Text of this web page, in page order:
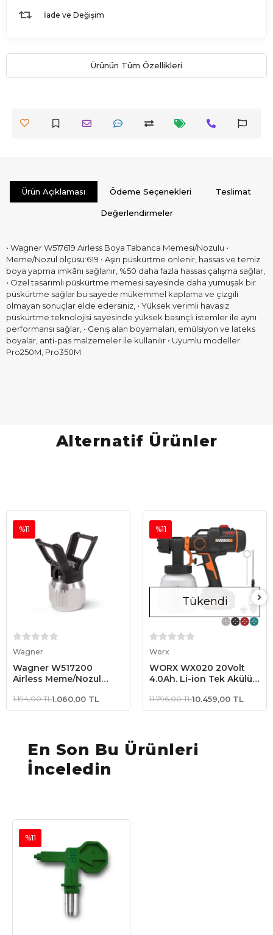
İade ve Değişim
Ürünün Tüm Özellikleri
Ürün Açıklaması Ödeme Seçenekleri Teslimat
Değerlendirmeler
• Wagner W517619 Airless Boya Tabanca Memesi/Nozulu •
Meme/Nozul ölçüsü:619 • Aşırı püskürtme önlenir, hassas ve temiz
boya yapma imkânı sağlanır, %50 daha fazla hassas çalışma sağlar,
• Özel tasarımlı püskürtme memesi sayesinde daha yumuşak bir
püskürtme sağlar bu sayede mükemmel kaplama ve çizgili
olmayan sonuçlar elde edersiniz, • Yüksek verimli havasız
püskürtme teknolojisi sayesinde yüksek basınçlı istemler ile aynı
performansı sağlar, • Geniş alan boyamaları, emülsiyon ve lateks
boyalar, anti-pas malzemeler ile kullanılır • Uyumlu modeller:
Pro250M, Pro350M
Alternatif Ürünler
Wagner
Wagner W517200
Airless Meme/Nozul
%11
1.194,00 TL1.060,00 TL
Tükendi
Worx
WORX WX020 20Volt
4.0Ah. Li-ion Tek Akülü
Boya Tabancası + 4
Parça Yedek
%11
11.796,00 TL10.459,00 TL
En Son Bu Ürünleri
İnceledin
%11